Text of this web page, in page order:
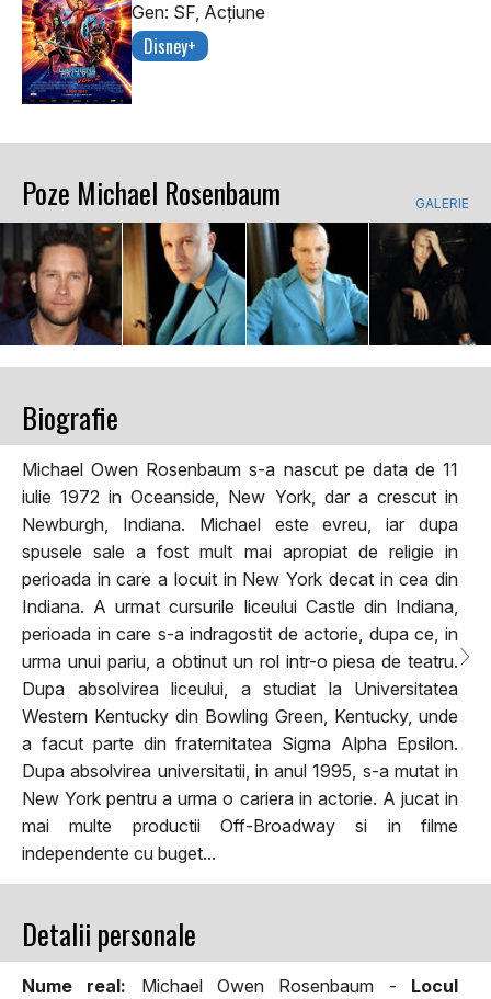
Gen: SF, Acţiune
Disney+
Poze Michael Rosenbaum GALERIE
Biografie
Michael Owen Rosenbaum s-a nascut pe data de 11
iulie 1972 in Oceanside, New York, dar a crescut in
Newburgh, Indiana. Michael este evreu, iar dupa
spusele sale a fost mult mai apropiat de religie in
perioada in care a locuit in New York decat in cea din
Indiana. A urmat cursurile liceului Castle din Indiana,
perioada in care s-a indragostit de actorie, dupa ce, in
urma unui pariu, a obtinut un rol intr-o piesa de teatru.
Dupa absolvirea liceului, a studiat la Universitatea
Western Kentucky din Bowling Green, Kentucky, unde
a facut parte din fraternitatea Sigma Alpha Epsilon.
Dupa absolvirea universitatii, in anul 1995, s-a mutat in
New York pentru a urma o cariera in actorie. A jucat in
mai multe productii Off-Broadway si in filme
independente cu buget...
Detalii personale
Nume real: Michael Owen Rosenbaum - Locul